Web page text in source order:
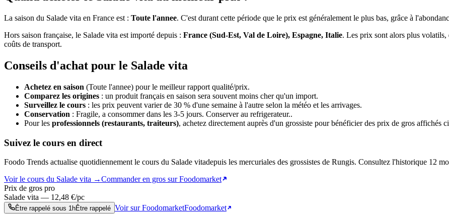
La saison du Salade vita en France est : Toute l'annee. C'est durant cette période que le prix est généralement le plus bas, grâce à
Hors saison française, le Salade vita est importé depuis : France (Sud-Est, Val de Loire), Espagne, Italie. Les prix sont alors plus
coûts de transport.
Conseils d'achat pour le Salade vita
Achetez en saison (Toute l'annee) pour le meilleur rapport qualité/prix.
Comparez les origines : un produit français en saison sera souvent moins cher qu'un import.
Surveillez le cours : les prix peuvent varier de 30 % d'une semaine à l'autre selon la météo et les arrivages.
Conservation : Fragile, a consommer dans les 3-5 jours. Conserver au refrigerateur..
Pour les professionnels (restaurants, traiteurs), achetez directement auprès d'un grossiste pour bénéficier des prix de gros affichés
Suivez le cours en direct
Foodo Trends actualise quotidiennement le cours du Salade vitadepuis les mercuriales des grossistes de Rungis. Consultez l'historique 12
Voir le cours du Salade vita →Commander en gros sur Foodomarket
Prix de gros pro
Salade vita — 12,48 €/pc
Être rappelé sous 1hÊtre rappelé Voir sur FoodomarketFoodomarket